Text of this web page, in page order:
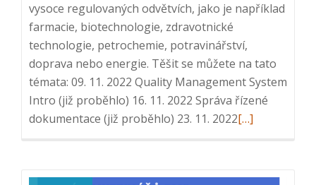
vysoce regulovaných odvětvích, jako je například
farmacie, biotechnologie, zdravotnické
technologie, petrochemie, potravinářství,
doprava nebo energie. Těšit se můžete na tato
témata: 09. 11. 2022 Quality Management System
Intro (již proběhlo) 16. 11. 2022 Správa řízené
dokumentace (již proběhlo) 23. 11. 2022Read
[…]